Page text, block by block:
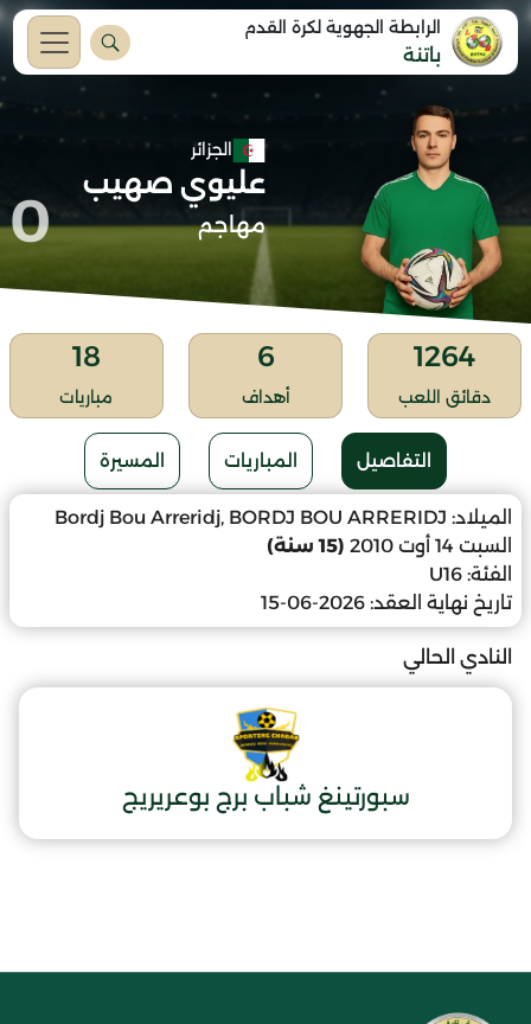
الرابطة الجهوية لكرة القدم
باتنة
الجزائر
عليوي صهيب
مهاجم 0
1264
دقائق اللعب
6
أهداف
18
مباريات
التفاصيل المباريات المسيرة
الميلاد: Bordj Bou Arreridj, BORDJ BOU ARRERIDJ
السبت 14 أوت 2010
(15 سنة)
الفئة: U16
تاريخ نهاية العقد: 2026-06-15
النادي الحالي
سبورتينغ شباب برج بوعريريج